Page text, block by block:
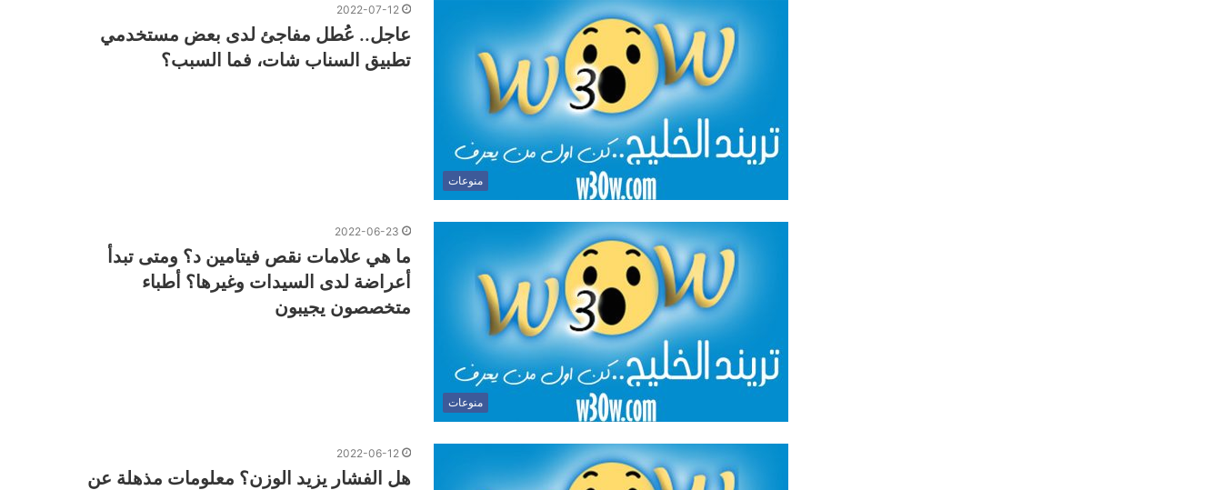
منوعات
2022-07-12
عاجل.. ‏عُطل مفاجئ لدى بعض مستخدمي
تطبيق السناب شات، فما السبب؟
منوعات
2022-06-23
ما هي علامات نقص فيتامين د؟ ومتى تبدأ
أعراضة لدى السيدات وغيرها؟ أطباء
متخصصون يجيبون
2022-06-12
هل الفشار يزيد الوزن؟ معلومات مذهلة عن